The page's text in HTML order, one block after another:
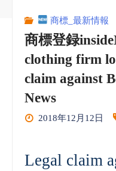
商標_最新情報
商標登録
clothing firm
claim against
News
2018年12月12日
Legal claim